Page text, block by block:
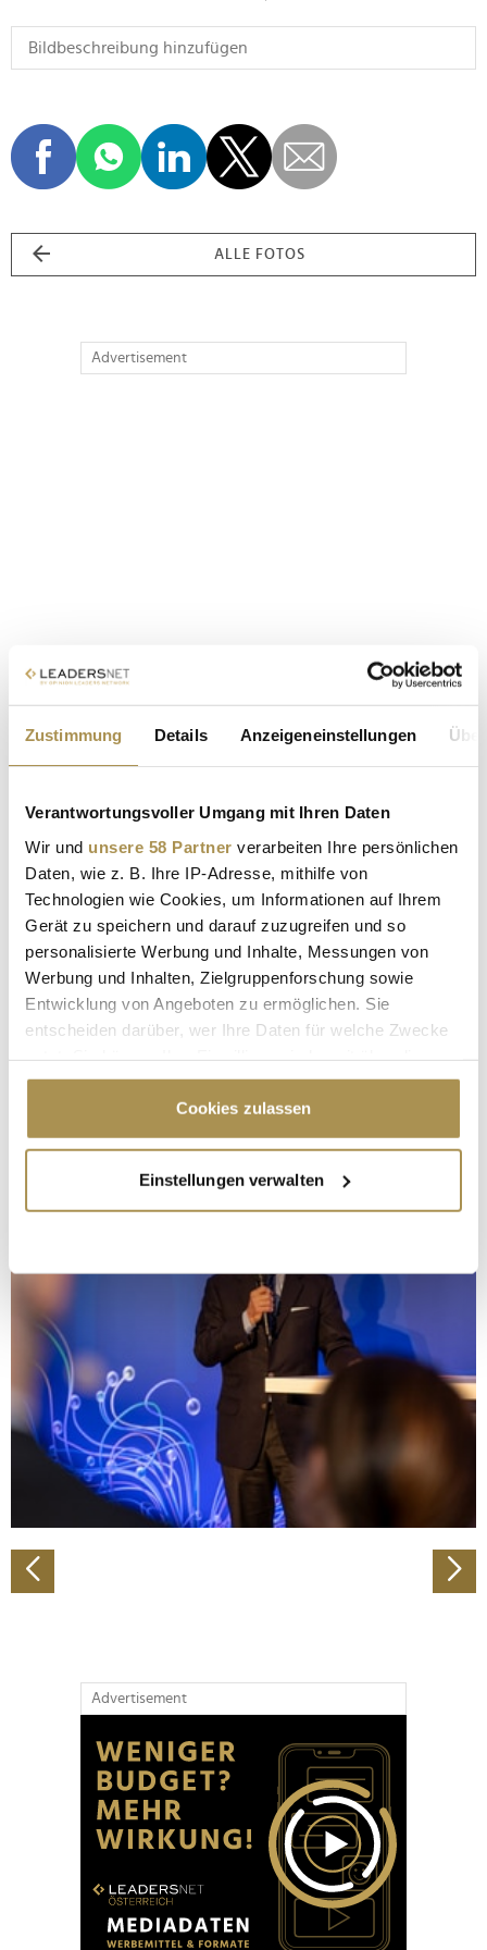
Zustimmung Details Anzeigeneinstellungen
Verantwortungsvoller Umgang mit Ihren Daten
Wir und unsere 58 Partner verarbeiten Ihre persönlichen
Daten, wie z. B. Ihre IP-Adresse, mithilfe von
Technologien wie Cookies, um Informationen auf Ihrem
Gerät zu speichern und darauf zuzugreifen und so
personalisierte Werbung und Inhalte, Messungen von
Werbung und Inhalten, Zielgruppenforschung sowie
Entwicklung von Angeboten zu ermöglichen. Sie
entscheiden darüber, wer Ihre Daten für welche Zwecke
Cookie-Erklärung oder durch Klicken auf das Privacy
Trigger Symbol ändern oder widerrufen
Informationen über Ihre geografische Lage
erfassen, welche bis auf einige Meter genau sein
bestimmten Merkmalen (Fingerprinting) identifizieren
Erfahren Sie mehr darüber, wie Ihre persönlichen Daten
verarbeitet werden, und legen Sie Ihre Präferenzen im
Abschnitt Einzelheiten
fest.
Wir verwenden Cookies, um Inhalte und Anzeigen zu
personalisieren, Funktionen für soziale Medien anbieten
zu können und die Zugriffe auf unsere Website zu
analysieren. Außerdem geben wir Informationen zu Ihrer
Verwendung unserer Website an unsere Partner für
soziale Medien, Werbung und Analysen weiter. Unsere
Partner führen diese Informationen möglicherweise mit
Cookies zulassen
Einstellungen verwalten
ALLE FOTOS
Advertisement
Advertisement